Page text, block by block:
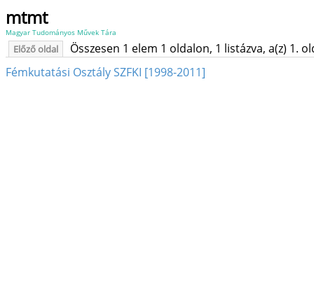
mtmt
Magyar Tudományos Művek Tára
Előző oldal
Összesen 1 elem 1 oldalon, 1 listázva, a(z) 1.
Fémkutatási Osztály SZFKI [1998-2011]